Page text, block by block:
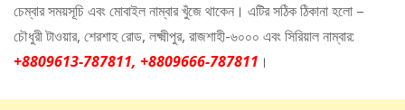
চেম্বার সময়সূচি এবং মোবাইল নাম্বার খুঁজে থাকেন। এটির সঠিক ঠিকানা হলো –
চৌধুরী টাওয়ার, শেরশাহ রোড, লক্ষ্মীপুর, রাজশাহী-৬০০০ এবং সিরিয়াল নাম্বার:
+8809613-787811, +8809666-787811 ।